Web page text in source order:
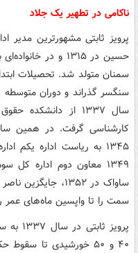
ناکامی در تطهیر یک جلاد
پرویز ثابتی مشهورترین مدیر
حسین در ۱۳۱۵ و
سمنان متولد شد. تحصیلات
سنگسر گذراند و دوران متوسطه
سال ۱۳۳۷ از
کارشناسی گرفت. در همین
۱۳۴۵ به ریاست اداره
۱۳۴۹ معاون دوم اداره
ساواک در ۱۳۵۲،
سمت را تا واپسین ماه‌های عمر
۴۰ و ۵۰ خورشیدی تا